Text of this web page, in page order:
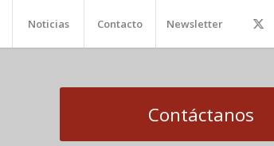
Noticias Contacto Newsletter
Contáctanos